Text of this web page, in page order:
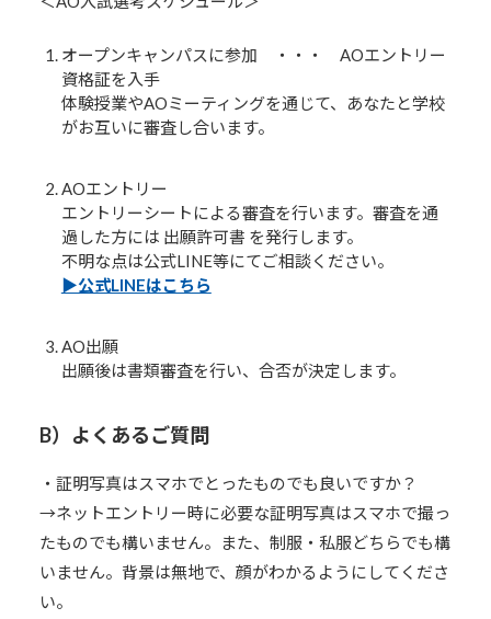
オープンキャンパスに参加 ・・・ AOエントリー
資格証を入手
体験授業やAOミーティングを通じて、あなたと学校
がお互いに審査し合います。
AOエントリー
エントリーシートによる審査を行います。審査を通
過した方には 出願許可書 を発行します。
不明な点は公式LINE等にてご相談ください。
▶︎公式LINEはこちら
AO出願
出願後は書類審査を行い、合否が決定します。
B）よくあるご質問
・証明写真はスマホでとったものでも良いですか？
→ネットエントリー時に必要な証明写真はスマホで撮っ
たものでも構いません。また、制服・私服どちらでも構
いません。背景は無地で、顔がわかるようにしてくださ
い。